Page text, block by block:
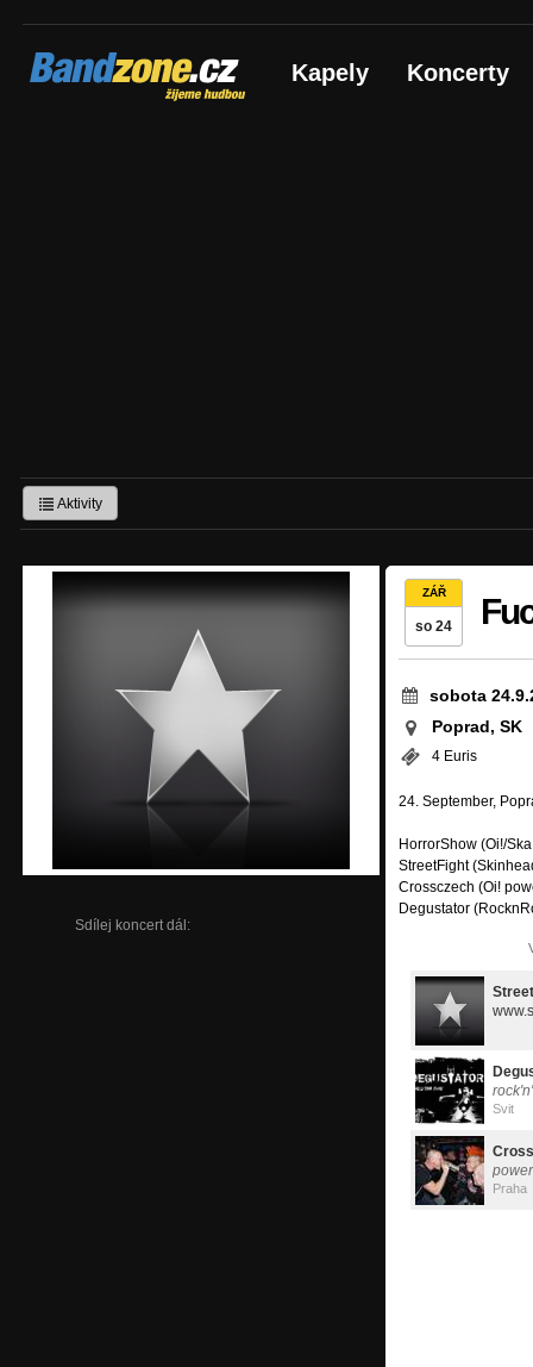
Bandzone.cz
žijeme hudbou Kapely Koncerty
Aktivity
Sdílej koncert dál:
ZÁŘ
so 24
sobota
Poprad, SK
4 Euris
24. September,
HorrorShow (Oi!/
StreetFight
Crossczech (Oi!
Degustator
Svit
power
Praha